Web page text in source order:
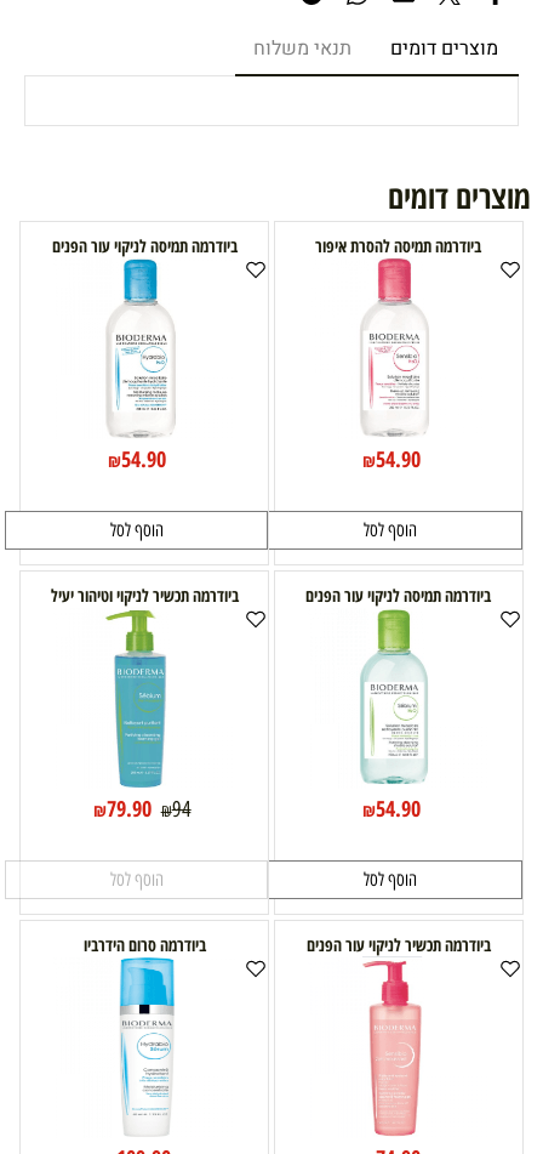
מוצרים דומים תנאי משלוח
מוצרים דומים
ביודרמה תמיסה להסרת איפור
₪54.90
הוסף לסל
ביודרמה תמיסה לניקוי עור הפנים
₪54.90
הוסף לסל
ביודרמה תמיסה לניקוי עור הפנים
₪54.90
הוסף לסל
ביודרמה תכשיר לניקוי וטיהור יעיל
₪94
₪79.90
הוסף לסל
ביודרמה תכשיר לניקוי עור הפנים ביודרמה סרום הידרביו